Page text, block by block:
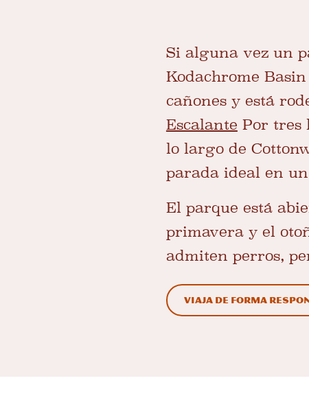
Si alguna vez un
Kodachrome
cañones y está
Escalante Por tres
lo largo de
parada ideal en
El parque está
primavera y el
admiten perros,
Viaja de forma